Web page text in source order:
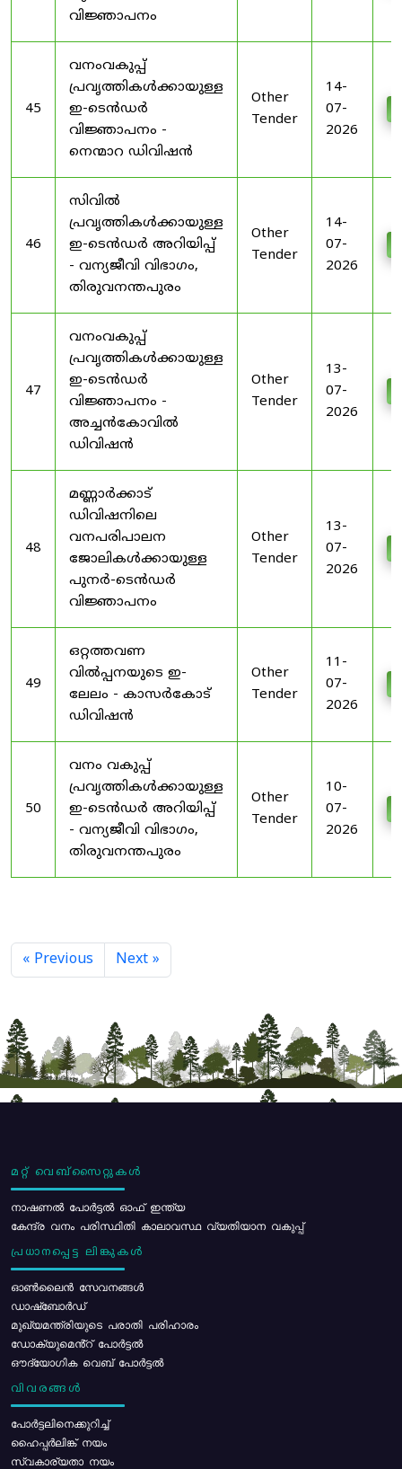
വിജ്ഞാപനം
45
വനംവകുപ്പ്
പ്രവൃത്തികൾക്കായുള്ള
ഇ-ടെൻഡർ
വിജ്ഞാപനം -
നെന്മാറ ഡിവിഷൻ
Other
Tender
14-
07-
2026
46
സിവിൽ
പ്രവൃത്തികൾക്കായുള്ള
ഇ-ടെൻഡർ അറിയിപ്പ്
- വന്യജീവി വിഭാഗം,
തിരുവനന്തപുരം
Other
Tender
14-
07-
2026
47
വനംവകുപ്പ്
പ്രവൃത്തികൾക്കായുള്ള
ഇ-ടെൻഡർ
വിജ്ഞാപനം -
അച്ചൻകോവിൽ
ഡിവിഷൻ
Other
Tender
13-
07-
2026
48
മണ്ണാർക്കാട്
ഡിവിഷനിലെ
വനപരിപാലന
ജോലികൾക്കായുള്ള
പുനർ-ടെൻഡർ
വിജ്ഞാപനം
Other
Tender
13-
07-
2026
49
ഒറ്റത്തവണ
വിൽപ്പനയുടെ ഇ-
ലേലം - കാസർകോട്
ഡിവിഷൻ
Other
Tender
11-
07-
2026
50
വനം വകുപ്പ്
പ്രവൃത്തികൾക്കായുള്ള
ഇ-ടെൻഡർ അറിയിപ്പ്
- വന്യജീവി വിഭാഗം,
തിരുവനന്തപുരം
Other
Tender
10-
07-
2026
« Previous Next »
മറ്റ് വെബ്സൈറ്റുകൾ
നാഷണൽ പോർട്ടൽ ഓഫ് ഇന്ത്യ
കേന്ദ്ര വനം പരിസ്ഥിതി കാലാവസ്ഥ വ്യതിയാന വകുപ്പ്
പ്രധാനപ്പെട്ട ലിങ്കുകൾ
ഓൺലൈൻ സേവനങ്ങൾ
ഡാഷ്ബോർഡ്
മുഖ്യമന്ത്രിയുടെ പരാതി പരിഹാരം
ഡോക്യുമെൻ്റ് പോർട്ടൽ
ഔദ്യോഗിക വെബ് പോർട്ടൽ
വിവരങ്ങൾ
പോര്‍ട്ടലിനെക്കുറിച്ച്
ഹൈപ്പർലിങ്ക് നയം
സ്വകാര്യതാ നയം